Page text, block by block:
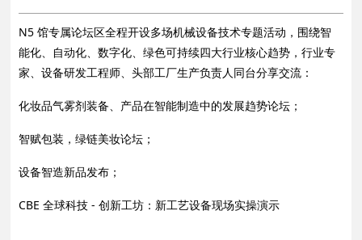
N5 馆专属论坛区全程开设多场机械设备技术专题活动，围绕智
能化、自动化、数字化、绿色可持续四大行业核心趋势，行业专
家、设备研发工程师、头部工厂生产负责人同台分享交流：
化妆品气雾剂装备、产品在智能制造中的发展趋势论坛；
智赋包装，绿链美妆论坛；
设备智造新品发布；
CBE 全球科技 - 创新工坊：新工艺设备现场实操演示